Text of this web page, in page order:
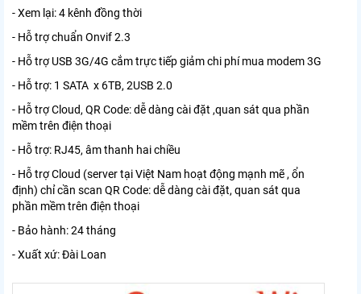
- Xem lại: 4 kênh đồng thời
- Hỗ trợ chuẩn Onvif 2.3
- Hỗ trợ USB 3G/4G cắm trực tiếp giảm chi phí mua modem 3G
- Hỗ trợ: 1 SATA x 6TB, 2USB 2.0
- Hỗ trợ Cloud, QR Code: dễ dàng cài đặt ,quan sát qua phần
mềm trên điện thoại
- Hỗ trợ: RJ45, âm thanh hai chiều
- Hỗ trợ Cloud (server tại Việt Nam hoạt động mạnh mẽ , ổn
định) chỉ cần scan QR Code: dễ dàng cài đặt, quan sát qua
phần mềm trên điện thoại
- Bảo hành: 24 tháng
- Xuất xứ: Đài Loan